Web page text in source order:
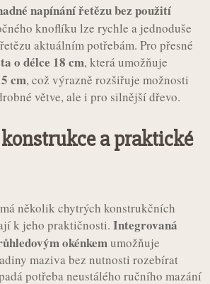
napínání řetězu bez použití
knoflíku lze rychle a jednoduše
aktuálním potřebám. Pro přesné
o délce 18 cm, která umožňuje
cm, což výrazně rozšiřuje možnosti
větve, ale i pro silnější dřevo.
a praktické
několik chytrých konstrukčních
k jeho praktičnosti. Integrovaná
okénkemumožňuje
maziva bez nutnosti rozebírat
potřeba neustálého ručního mazání